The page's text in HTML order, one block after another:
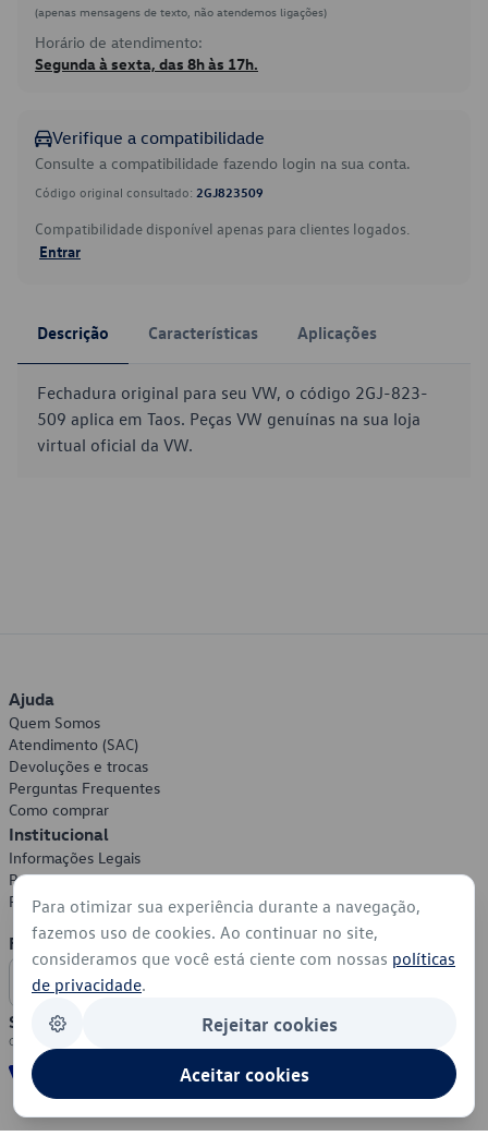
(apenas mensagens de texto, não atendemos ligações)
Horário de atendimento:
Segunda à sexta, das 8h às 17h.
Verifique a compatibilidade
Consulte a compatibilidade fazendo login na sua conta.
Código original consultado: 2GJ823509
Compatibilidade disponível apenas para clientes logados.
Entrar
Descrição Características Aplicações
Fechadura original para seu VW, o código 2GJ-823-
509 aplica em Taos. Peças VW genuínas na sua loja
virtual oficial da VW.
Ajuda
Quem Somos
Atendimento (SAC)
Devoluções e trocas
Perguntas Frequentes
Como comprar
Institucional
Informações Legais
Política de Privacidade
Política de Cookies
Formas de Pagamento
Segurança
Para otimizar sua experiência durante a navegação,
fazemos uso de cookies. Ao continuar no site,
consideramos que você está ciente com nossas políticas
de privacidade.
Rejeitar cookies
Aceitar cookies